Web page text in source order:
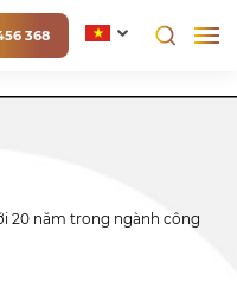
098 3456 368
20 năm trong ngành công